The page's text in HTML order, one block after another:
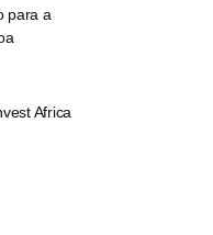
para a
Africa